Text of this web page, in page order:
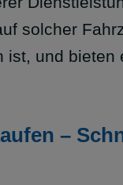
solcher
ist, und bieten
–